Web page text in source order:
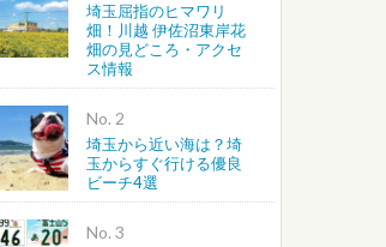
越谷・春日部・吉川・北葛飾
さいたま・川越・川口
上尾・桶川・北本・鴻巣・
蓮田・白岡・久喜・幸手・南
埼玉屈指のヒマワリ
畑！川越 伊佐沼東岸花
畑の見どころ・アクセ
ス情報
No.
埼玉から近い海は？埼
玉からすぐ行ける優良
ビーチ4選
No.